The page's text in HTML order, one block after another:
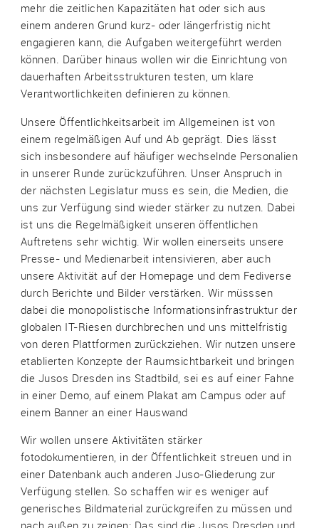
mehr die zeitlichen Kapazitäten hat oder sich aus
einem anderen Grund kurz- oder längerfristig nicht
engagieren kann, die Aufgaben weitergeführt werden
können. Darüber hinaus wollen wir die Einrichtung von
dauerhaften Arbeitsstrukturen testen, um klare
Verantwortlichkeiten definieren zu können.
Unsere Öffentlichkeitsarbeit im Allgemeinen ist von
einem regelmäßigen Auf und Ab geprägt. Dies lässt
sich insbesondere auf häufiger wechselnde Personalien
in unserer Runde zurückzuführen. Unser Anspruch in
der nächsten Legislatur muss es sein, die Medien, die
uns zur Verfügung sind wieder stärker zu nutzen. Dabei
ist uns die Regelmäßigkeit unseren öffentlichen
Auftretens sehr wichtig. Wir wollen einerseits unsere
Presse- und Medienarbeit intensivieren, aber auch
unsere Aktivität auf der Homepage und dem Fediverse
durch Berichte und Bilder verstärken. Wir müsssen
dabei die monopolistische Informationsinfrastruktur der
globalen IT-Riesen durchbrechen und uns mittelfristig
von deren Plattformen zurückziehen. Wir nutzen unsere
etablierten Konzepte der Raumsichtbarkeit und bringen
die Jusos Dresden ins Stadtbild, sei es auf einer Fahne
in einer Demo, auf einem Plakat am Campus oder auf
einem Banner an einer Hauswand
Wir wollen unsere Aktivitäten stärker
fotodokumentieren, in der Öffentlichkeit streuen und in
einer Datenbank auch anderen Juso-Gliederung zur
Verfügung stellen. So schaffen wir es weniger auf
generisches Bildmaterial zurückgreifen zu müssen und